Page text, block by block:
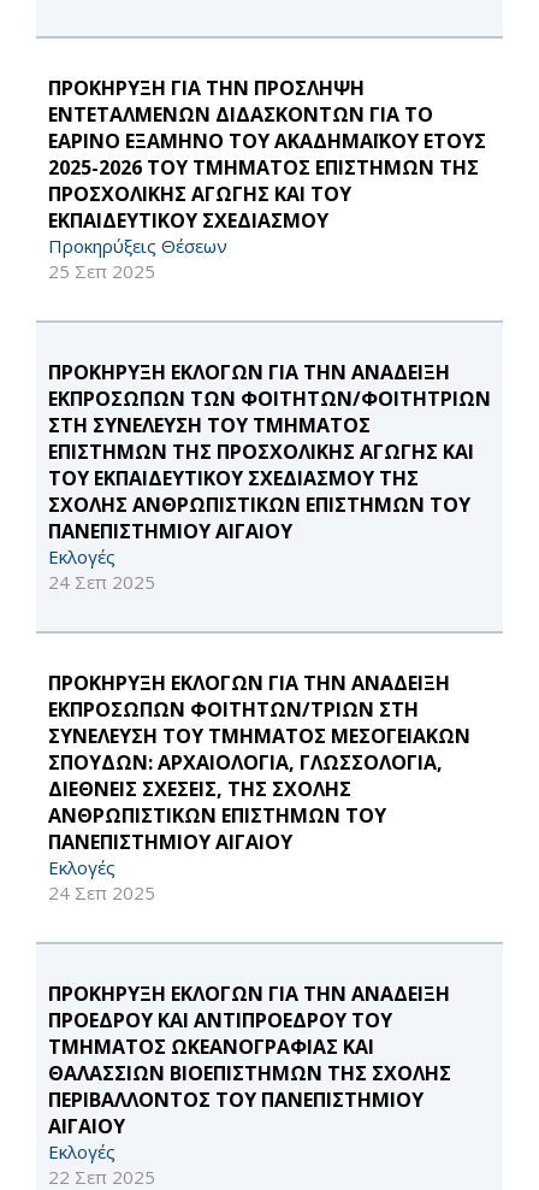
ΠΡΟΚΗΡΥΞΗ ΓΙΑ ΤΗΝ ΠΡΟΣΛΗΨΗ
ΕΝΤΕΤΑΛΜΕΝΩΝ ΔΙΔΑΣΚΟΝΤΩΝ ΓΙΑ ΤΟ
ΕΑΡΙΝΟ ΕΞΑΜΗΝΟ ΤΟΥ ΑΚΑΔΗΜΑΪΚΟΥ ΕΤΟΥΣ
2025-2026 ΤΟΥ ΤΜΗΜΑΤΟΣ ΕΠΙΣΤΗΜΩΝ ΤΗΣ
ΠΡΟΣΧΟΛΙΚΗΣ ΑΓΩΓΗΣ ΚΑΙ ΤΟΥ
ΕΚΠΑΙΔΕΥΤΙΚΟΥ ΣΧΕΔΙΑΣΜΟΥ
Προκηρύξεις Θέσεων
25 Σεπ 2025
ΠΡΟΚΗΡΥΞΗ ΕΚΛΟΓΩΝ ΓΙΑ ΤΗΝ ΑΝΑΔΕΙΞΗ
ΕΚΠΡΟΣΩΠΩΝ ΤΩΝ ΦΟΙΤΗΤΩΝ/ΦΟΙΤΗΤΡΙΩΝ
ΣΤΗ ΣΥΝΕΛΕΥΣΗ ΤΟΥ ΤΜΗΜΑΤΟΣ
ΕΠΙΣΤΗΜΩΝ ΤΗΣ ΠΡΟΣΧΟΛΙΚΗΣ ΑΓΩΓΗΣ ΚΑΙ
ΤΟΥ ΕΚΠΑΙΔΕΥΤΙΚΟΥ ΣΧΕΔΙΑΣΜΟΥ ΤΗΣ
ΣΧΟΛΗΣ ΑΝΘΡΩΠΙΣΤΙΚΩΝ ΕΠΙΣΤΗΜΩΝ ΤΟΥ
ΠΑΝΕΠΙΣΤΗΜΙΟΥ ΑΙΓΑΙΟΥ
Εκλογές
24 Σεπ 2025
ΠΡΟΚΗΡΥΞΗ ΕΚΛΟΓΩΝ ΓΙΑ ΤΗΝ ΑΝΑΔΕΙΞΗ
ΕΚΠΡΟΣΩΠΩΝ ΦΟΙΤΗΤΩΝ/ΤΡΙΩΝ ΣΤΗ
ΣΥΝΕΛΕΥΣΗ ΤΟΥ ΤΜΗΜΑΤΟΣ ΜΕΣΟΓΕΙΑΚΩΝ
ΣΠΟΥΔΩΝ: ΑΡΧΑΙΟΛΟΓΙΑ, ΓΛΩΣΣΟΛΟΓΙΑ,
ΔΙΕΘΝΕΙΣ ΣΧΕΣΕΙΣ, ΤΗΣ ΣΧΟΛΗΣ
ΑΝΘΡΩΠΙΣΤΙΚΩΝ ΕΠΙΣΤΗΜΩΝ ΤΟΥ
ΠΑΝΕΠΙΣΤΗΜΙΟΥ ΑΙΓΑΙΟΥ
Εκλογές
24 Σεπ 2025
ΠΡΟΚΗΡΥΞΗ ΕΚΛΟΓΩΝ ΓΙΑ ΤΗΝ ΑΝΑΔΕΙΞΗ
ΠΡΟΕΔΡΟΥ ΚΑΙ ΑΝΤΙΠΡΟΕΔΡΟΥ ΤΟΥ
ΤΜΗΜΑΤΟΣ ΩΚΕΑΝΟΓΡΑΦΙΑΣ ΚΑΙ
ΘΑΛΑΣΣΙΩΝ ΒΙΟΕΠΙΣΤΗΜΩΝ ΤΗΣ ΣΧΟΛΗΣ
ΠΕΡΙΒΑΛΛΟΝΤΟΣ ΤΟΥ ΠΑΝΕΠΙΣΤΗΜΙΟΥ
ΑΙΓΑΙΟΥ
Εκλογές
22 Σεπ 2025